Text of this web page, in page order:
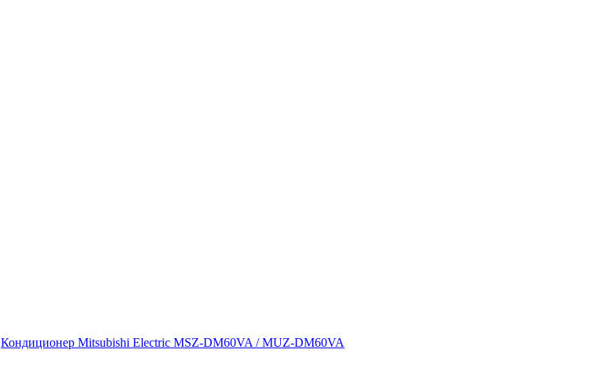
Кондиционер Mitsubishi Electric MSZ-DM60VA / MUZ-DM60VA